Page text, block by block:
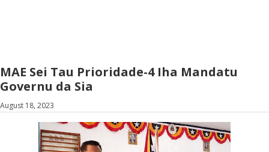
MAE Sei Tau Prioridade-4 Iha Mandatu
Governu da Sia
August 18, 2023